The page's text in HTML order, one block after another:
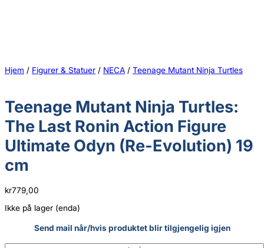
Hjem / Figurer & Statuer / NECA / Teenage Mutant Ninja Turtles
Teenage Mutant Ninja Turtles:
The Last Ronin Action Figure
Ultimate Odyn (Re-Evolution) 19
cm
kr779,00
Ikke på lager (enda)
Send mail når/hvis produktet blir tilgjengelig igjen